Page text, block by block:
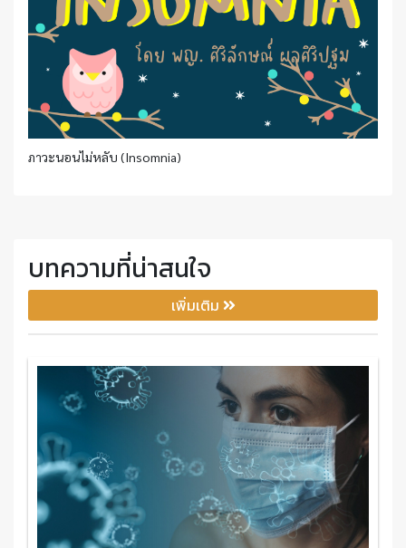
ภาวะนอนไม่หลับ (Insomnia)
บทความที่น่าสนใจ
เพิ่มเติม